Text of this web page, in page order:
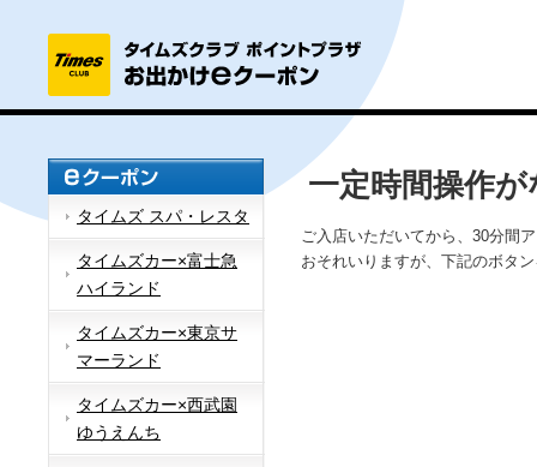
タイムズ スパ・レスタ
タイムズカー×富士急
ハイランド
タイムズカー×東京サ
マーランド
タイムズカー×西武園
ゆうえんち
一定時間操作
ご入店いただいてから、30分間
おそれいりますが、下記のボタ